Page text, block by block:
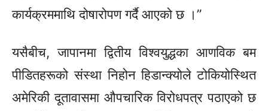
कार्यक्रममाथि दोषारोपण गर्दै आएको छ ।”
यसैबीच, जापानमा द्वितीय विश्वयुद्धका आणविक बम
पीडितहरूको संस्था निहोन हिडान्क्योले टोकियोस्थित
अमेरिकी दूतावासमा औपचारिक विरोधपत्र पठाएको छ